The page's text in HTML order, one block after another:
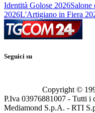
Identità Golose 2026Salone
2026L'Artigiano in Fiera
Seguici su
Copyright ©
P.Iva 03976881007 - Tutti i
Mediamond S.p.A. - RTI